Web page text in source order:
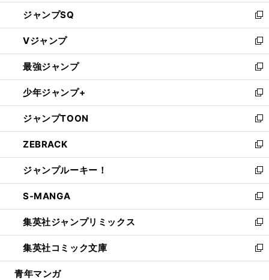
し
い
ウ
ィ
ン
ド
ウ
で
開
く
ジャンプSQ
新
し
い
ウ
ィ
ン
ド
ウ
で
開
く
Vジャンプ
新
し
い
ウ
ィ
ン
ド
ウ
で
開
く
最強ジャンプ
新
し
い
ウ
ィ
ン
ド
ウ
で
開
く
少年ジャンプ+
新
し
い
ウ
ィ
ン
ド
ウ
で
開
く
ジャンプTOON
新
し
い
ウ
ィ
ン
ド
ウ
で
開
く
ZEBRACK
新
し
い
ウ
ィ
ン
ド
ウ
で
開
ジャンプルーキー！
新
し
い
ウ
ィ
ン
ド
ウ
S-MANGA
新
し
い
ウ
ィ
ン
集英社ジャンプリミックス
新
し
い
ウ
集英社コミック文庫
新
し
青年マンガ